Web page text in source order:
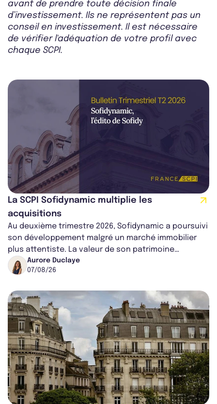
avant de prendre toute décision finale
d’investissement. Ils ne représentent pas un
conseil en investissement. Il est nécessaire
de vérifier l'adéquation de votre profil avec
chaque SCPI.
La SCPI Sofidynamic multiplie les
acquisitions
Au deuxième trimestre 2026, Sofidynamic a poursuivi
son développement malgré un marché immobilier
plus attentiste. La valeur de son patrimoine
progresse de 3,8% à périmètre constan...
Aurore Duclaye
07/08/26